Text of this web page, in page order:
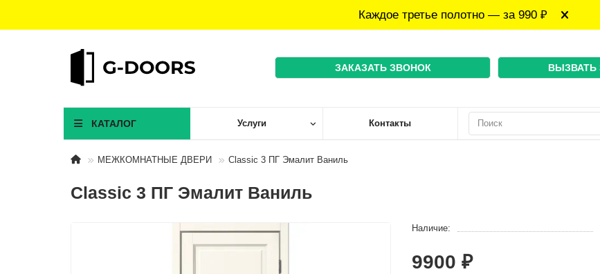
Каждое третье полотно — за 990 ₽
ЗАКАЗАТЬ ЗВОНОК ВЫЗВАТЬ
КАТАЛОГ Услуги Контакты
МЕЖКОМНАТНЫЕ ДВЕРИ Classic 3 ПГ Эмалит Ваниль
Classic 3 ПГ Эмалит Ваниль
Наличие:
9900 ₽